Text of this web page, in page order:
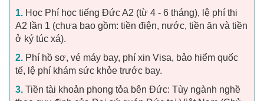
1. Học Phí học tiếng Đức A2 (từ 4 - 6 tháng), lệ phí thi
A2 lần 1 (chưa bao gồm: tiền điện, nước, tiền ăn và tiền
ở ký túc xá).
2. Phí hồ sơ, vé máy bay, phí xin Visa, bảo hiểm quốc
tế, lệ phí khám sức khỏe trước bay.
3. Tiền tài khoản phong tỏa bên Đức: Tùy ngành nghề